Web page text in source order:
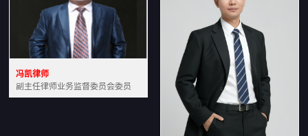
冯凯律师
副主任律师业务监督委员会委员